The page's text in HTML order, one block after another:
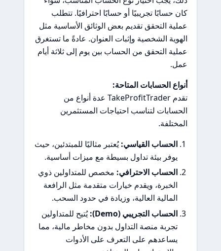
كان حسابًا تجريبيًا أو حسابًا احترافيًا. تتطلب
عملية التحقق تقديم بعض الوثائق الأساسية مثل
الهوية الشخصية وإثبات العنوان. عادةً ما تستغرق
عملية التحقق من الحساب بين يوم إلى ثلاثة أيام
عمل.
أنواع الحسابات المتاحة:
تقدم TakeProfitTrader عدة أنواع من
الحسابات لتناسب احتياجات المستثمرين
المختلفة.
الحساب القياسي:يُعتبر مثاليًا للمبتدئين، حيث
يوفر بيئة تداول بسيطة مع ميزات أساسية.
الحساب الاحترافي: مخصص للمتداولين ذوي
الخبرة، ويقدم خيارات متقدمة مثل الرافعة
المالية العالية، وزيادة في حدود السحب.
الحساب التجريبي (Demo):
يُتيح للمتداولين
تجربة منصة التداول بدون مخاطر مالية، مما
يساعدهم على التعرف على الأدوات